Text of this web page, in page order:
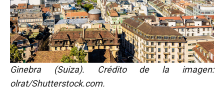
Ginebra (Suiza). Crédito de la imagen:
olrat/Shutterstock.com.